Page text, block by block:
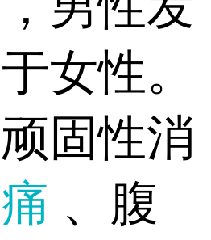
女性。
固性消
、腹